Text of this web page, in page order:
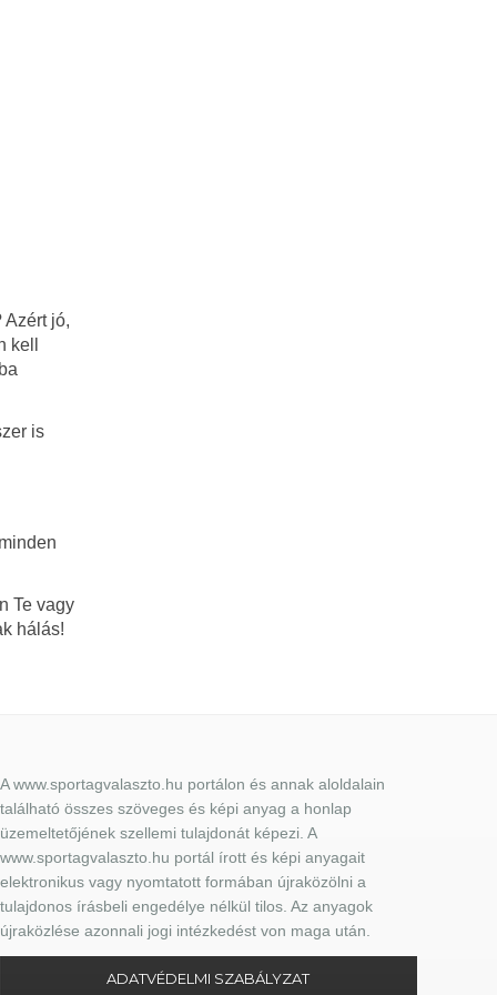
Azért jó,
kell
is
Te vagy
hálás!
A www.sportagvalaszto.hu portálon és annak aloldalain
található összes szöveges és képi anyag a honlap
üzemeltetőjének szellemi tulajdonát képezi. A
www.sportagvalaszto.hu portál írott és képi anyagait
elektronikus vagy nyomtatott formában újraközölni a
tulajdonos írásbeli engedélye nélkül tilos. Az anyagok
újraközlése azonnali jogi intézkedést von maga után.
ADATVÉDELMI SZABÁLYZAT